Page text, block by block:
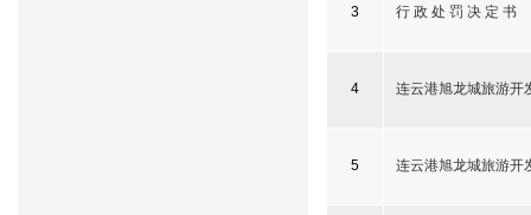
3 行 政 处 罚 决 定 书
4 连云港旭龙城旅游开
5 连云港旭龙城旅游开